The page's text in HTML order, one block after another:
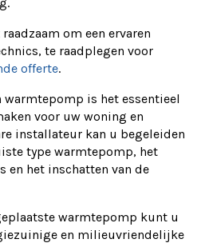
om een ervaren
te raadplegen voor
offerte.
warmtepomp is het essentieel
voor uw woning en
installateur kan u begeleiden
type warmtepomp, het
en het inschatten van de
warmtepomp kunt u
en milieuvriendelijke